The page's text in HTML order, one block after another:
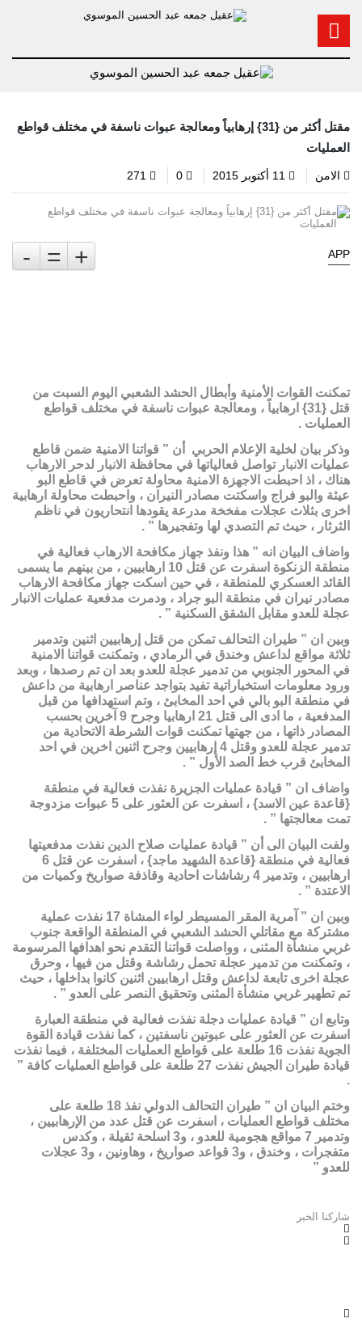
مقتل أكثر من {31} إرهابياً ومعالجة عبوات ناسفة في مختلف قواطع
العمليات
الامن
APP
+
=
-
تمكنت القوات الأمنية وأبطال الحشد الشعبي اليوم السبت من
قتل {31} ارهابياً ، ومعالجة عبوات ناسفة في مختلف قواطع
العمليات .
وذكر بيان لخلية الإعلام الحربي أن ” قواتنا الامنية ضمن قاطع
عمليات الانبار تواصل فعالياتها في محافظة الانبار لدحر الارهاب
هناك ، اذ احبطت الاجهزة الامنية محاولة تعرض في قاطع البو
عيثة والبو فراج واسكتت مصادر النيران ، واحبطت محاولة ارهابية
اخرى بثلاث عجلات مفخخة مدرعة يقودها انتحاريون في ناظم
الثرثار ، حيث تم التصدي لها وتفجيرها ” .
واضاف البيان انه ” هذا ونفذ جهاز مكافحة الارهاب فعالية في
منطقة الزنكوة اسفرت عن قتل 10 ارهابيين ، من بينهم ما يسمى
القائد العسكري للمنطقة ، في حين اسكت جهاز مكافحة الارهاب
مصادر نيران في منطقة البو جراد ، ودمرت مدفعية عمليات الانبار
عجلة للعدو مقابل الشقق السكنية ” .
وبين ان ” طيران التحالف تمكن من قتل إرهابيين اثنين وتدمير
ثلاثة مواقع لداعش وخندق في الرمادي ، وتمكنت قواتنا الامنية
في المحور الجنوبي من تدمير عجلة للعدو بعد ان تم رصدها ، وبعد
ورود معلومات استخباراتية تفيد بتواجد عناصر ارهابية من داعش
في منطقة البو بالي في احد المخابئ ، وتم استهدافها من قبل
المدفعية ، ما ادى الى قتل 21 ارهابيا وجرح 9 آخرين بحسب
المصادر ذاتها ، من جهتها تمكنت قوات الشرطة الاتحادية من
تدمير عجلة للعدو وقتل 4 إرهابيين وجرح اثنين اخرين في احد
المخابئ قرب خط الصد الأول ” .
واضاف ان ” قيادة عمليات الجزيرة نفذت فعالية في منطقة
{قاعدة عين الاسد} ، اسفرت عن العثور على 5 عبوات مزدوجة
تمت معالجتها ” .
ولفت البيان الى أن ” قيادة عمليات صلاح الدين نفذت مدفعيتها
فعالية في منطقة {قاعدة الشهيد ماجد} ، اسفرت عن قتل 6
ارهابيين ، وتدمير 4 رشاشات احادية وقاذفة صواريخ وكميات من
الاعتدة ” .
وبين ان ” آمرية المقر المسيطر لواء المشاة 17 نفذت عملية
مشتركة مع مقاتلي الحشد الشعبي في المنطقة الواقعة جنوب
غربي منشأة المثنى ، وواصلت قواتنا التقدم نحو اهدافها المرسومة
، وتمكنت من تدمير عجلة تحمل رشاشة وقتل من فيها ، وحرق
عجلة اخرى تابعة لداعش وقتل ارهابيين اثنين كانوا بداخلها ، حيث
تم تطهير غربي منشأة المثنى وتحقيق النصر على العدو ” .
وتابع ان ” قيادة عمليات دجلة نفذت فعالية في منطقة العبارة
اسفرت عن العثور على عبوتين ناسفتين ، كما نفذت قيادة القوة
الجوية نفذت 16 طلعة على قواطع العمليات المختلفة ، فيما نفذت
قيادة طيران الجيش نفذت 27 طلعة على قواطع العمليات كافة ”
.
وختم البيان ان ” طيران التحالف الدولي نفذ 18 طلعة على
مختلف قواطع العمليات ، اسفرت عن قتل عدد من الإرهابيين ،
وتدمير 7 مواقع هجومية للعدو ، و3 اسلحة ثقيلة ، وكدس
متفجرات ، وخندق ، و3 قواعد صواريخ ، وهاونين ، و3 عجلات
للعدو ”
شاركنا الخبر